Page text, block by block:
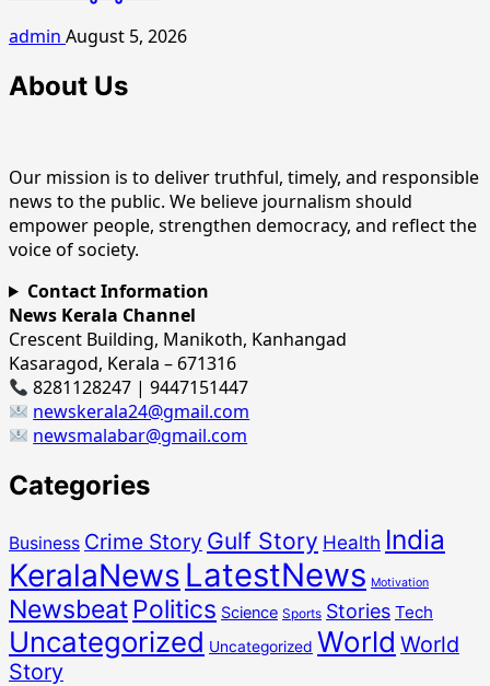
admin August 5, 2026
About Us
Our mission is to deliver truthful, timely, and responsible
news to the public. We believe journalism should
empower people, strengthen democracy, and reflect the
voice of society.
Contact Information
News Kerala Channel
Crescent Building, Manikoth, Kanhangad
Kasaragod, Kerala – 671316
8281128247 | 9447151447
newskerala24@gmail.com
newsmalabar@gmail.com
Categories
Business Crime Story Gulf Story Health India
KeralaNews LatestNews Motivation
Newsbeat Politics Science Sports Stories Tech
Uncategorized Uncategorized World World
Story